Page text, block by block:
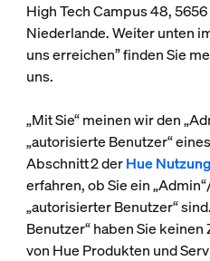
High Tech Campus 48,
Niederlande. Weiter unten
uns erreichen” finden Sie
uns.
„Mit Sie“ meinen wir den
„autorisierte Benutzer“
Abschnitt 2 derHue
erfahren, ob Sie ein
„autorisierter Benutzer“
Benutzer“ haben Sie
von Hue Produkten und